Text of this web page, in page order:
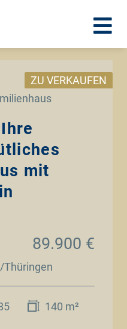
ZU VERKAUFEN
mit
Thüringen
89.900 €
140 m²